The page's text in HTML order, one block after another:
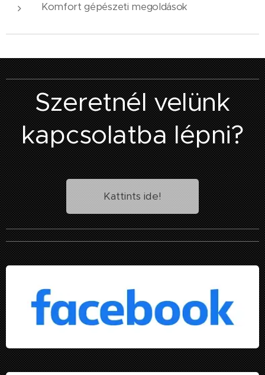
Komfort gépészeti megoldások
Szeretnél velünk
kapcsolatba lépni?
Kattints ide!